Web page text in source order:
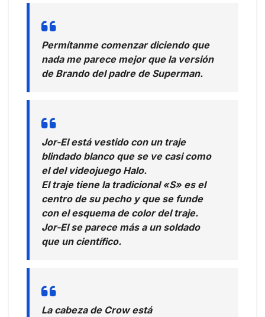
Permítanme comenzar diciendo que
nada me parece mejor que la versión
de Brando del padre de Superman.
Jor-El está vestido con un traje
blindado blanco que se ve casi como
el del videojuego Halo.
El traje tiene la tradicional «S» es el
centro de su pecho y que se funde
con el esquema de color del traje.
Jor-El se parece más a un soldado
que un científico.
La cabeza de Crow está